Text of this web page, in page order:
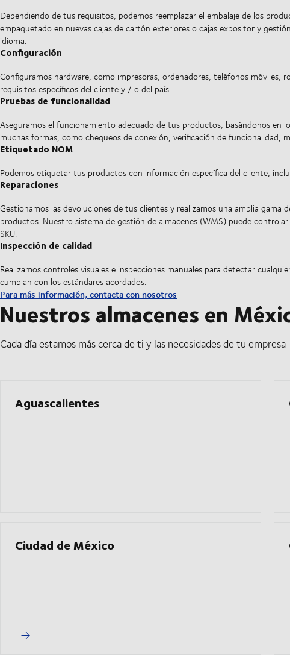
Dependiendo de tus requisitos, podemos reemplazar el embalaje de los
empaquetado en nuevas cajas de cartón exteriores o cajas expositor y
idioma.
Configuración
Configuramos hardware, como impresoras, ordenadores, teléfonos móviles,
requisitos específicos del cliente y / o del país.
Pruebas de funcionalidad
Aseguramos el funcionamiento adecuado de tus productos, basándonos en
muchas formas, como chequeos de conexión, verificación de funcionalidad,
Etiquetado NOM
Podemos etiquetar tus productos con información específica del cliente,
Reparaciones
Gestionamos las devoluciones de tus clientes y realizamos una amplia
productos. Nuestro sistema de gestión de almacenes (WMS) puede
SKU.
Inspección de calidad
Realizamos controles visuales e inspecciones manuales para detectar
cumplan con los estándares acordados.
Para más información, contacta con nosotros
Nuestros almacenes en
Cada día estamos más cerca de ti y las necesidades de tu empresa
Aguascalientes
Ciudad de México